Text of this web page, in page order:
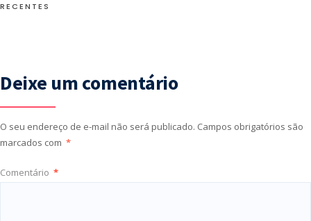
RECENTES
Deixe um comentário
O seu endereço de e-mail não será publicado. Campos obrigatórios são
marcados com *
Comentário *